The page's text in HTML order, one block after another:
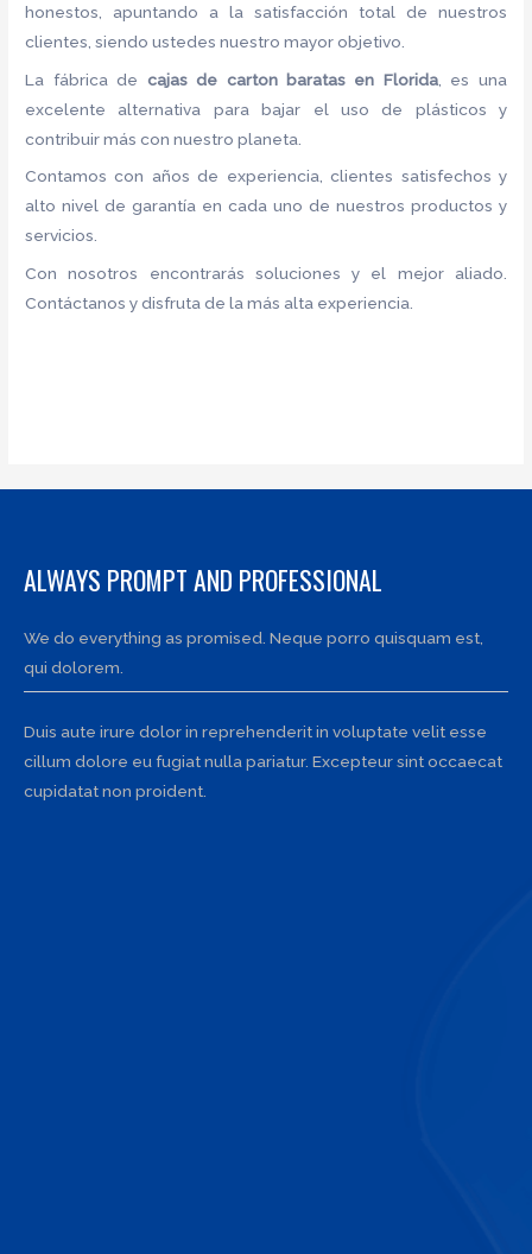
honestos, apuntando a la satisfacción total de nuestros
clientes, siendo ustedes nuestro mayor objetivo.
La fábrica de cajas de carton baratas en Florida, es una
excelente alternativa para bajar el uso de plásticos y
contribuir más con nuestro planeta.
Contamos con años de experiencia, clientes satisfechos y
alto nivel de garantía en cada uno de nuestros productos y
servicios.
Con nosotros encontrarás soluciones y el mejor aliado.
Contáctanos y disfruta de la más alta experiencia.
ALWAYS PROMPT AND PROFESSIONAL
We do everything as promised. Neque porro quisquam est,
qui dolorem.
Duis aute irure dolor in reprehenderit in voluptate velit esse
cillum dolore eu fugiat nulla pariatur. Excepteur sint occaecat
cupidatat non proident.